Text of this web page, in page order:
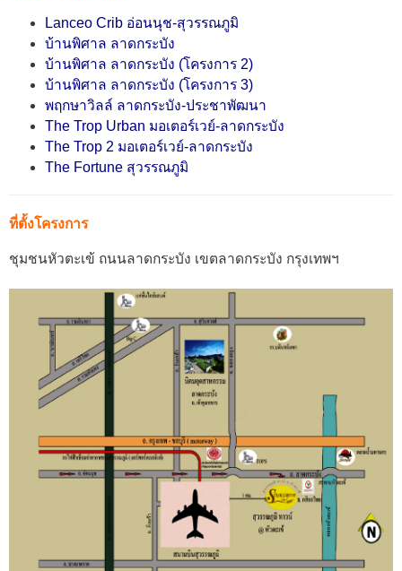
Lanceo Crib อ่อนนุช-สุวรรณภูมิ
บ้านพิศาล ลาดกระบัง
บ้านพิศาล ลาดกระบัง (โครงการ 2)
บ้านพิศาล ลาดกระบัง (โครงการ 3)
พฤกษาวิลล์ ลาดกระบัง-ประชาพัฒนา
The Trop Urban มอเตอร์เวย์-ลาดกระบัง
The Trop 2 มอเตอร์เวย์-ลาดกระบัง
The Fortune สุวรรณภูมิ
ที่ตั้งโครงการ
ชุมชนหัวตะเข้ ถนนลาดกระบัง เขตลาดกระบัง กรุงเทพฯ